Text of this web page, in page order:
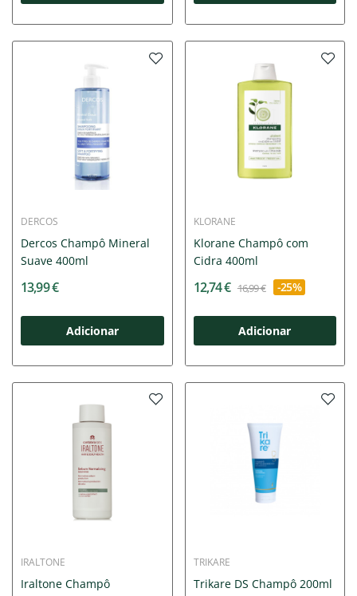
DERCOS
Dercos Champô Mineral
Suave 400ml
13,99 €
Adicionar
KLORANE
Klorane Champô com
Cidra 400ml
12,74 € 16,99 € -25%
Adicionar
IRALTONE
Iraltone Champô
TRIKARE
Trikare DS Champô 200ml